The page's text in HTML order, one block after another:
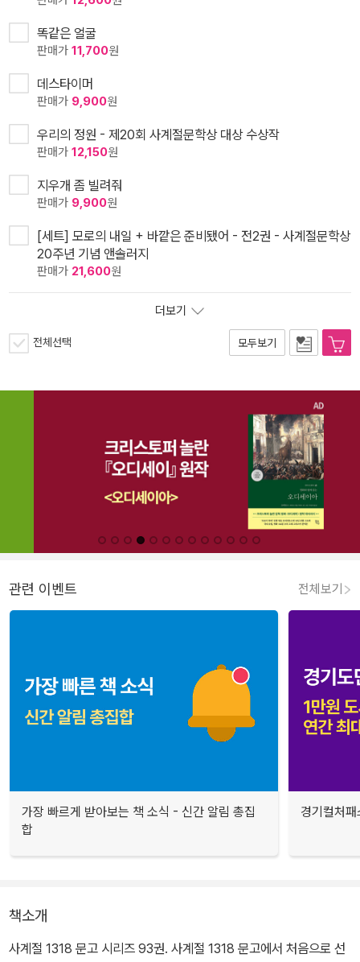
똑같은 얼굴
판매가 11,700원
데스타이머
판매가 9,900원
우리의 정원 - 제20회 사계절문학상 대상 수상작
판매가 12,150원
지우개 좀 빌려줘
판매가 9,900원
[세트] 모로의 내일 + 바깥은 준비됐어 - 전2권 - 사계절문학상
20주년 기념 앤솔러지
판매가 21,600원
더보기
전체선택 모두보기
관련 이벤트 전체보기
가장 빠르게 받아보는 책 소식 - 신간 알림 총집
합
경기컬처
책소개
사계절 1318 문고 시리즈 93권. 사계절 1318 문고에서 처음으로 선